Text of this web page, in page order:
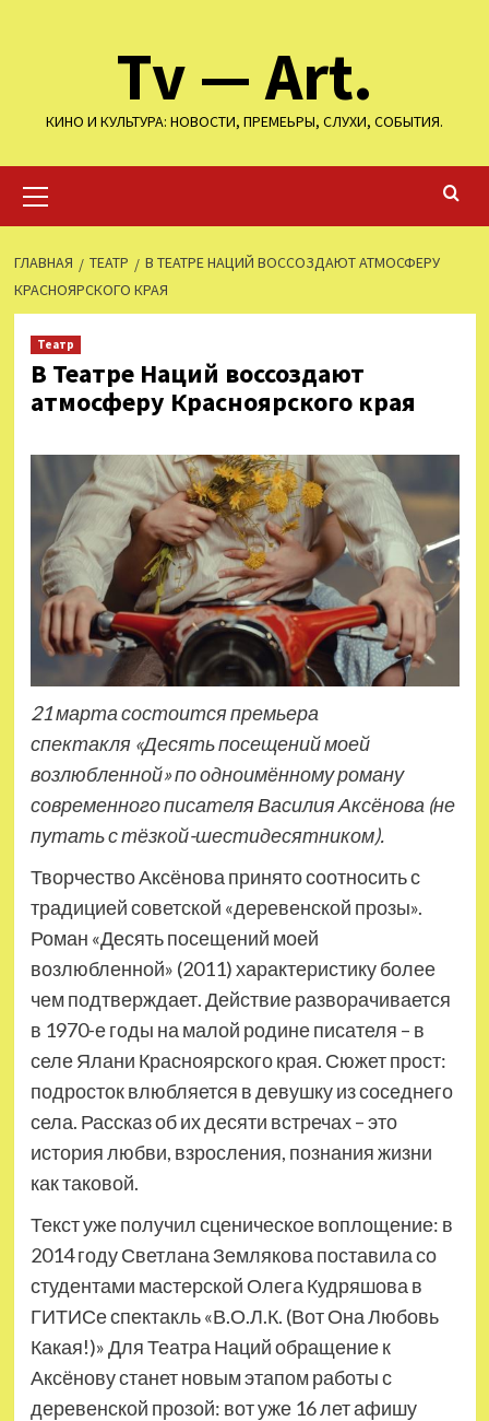
Tv — Art.
КИНО И КУЛЬТУРА: НОВОСТИ, ПРЕМЕЬРЫ, СЛУХИ, СОБЫТИЯ.
меню
ГЛАВНАЯ ТЕАТР
В ТЕАТРЕ НАЦИЙ ВОССОЗДАЮТ АТМОСФЕРУ
КРАСНОЯРСКОГО КРАЯ
Театр
В Театре Наций воссоздают
атмосферу Красноярского края
21 марта состоится премьера
спектакля «Десять посещений моей
возлюбленной» по одноимённому роману
современного писателя Василия Аксёнова (не
путать с тёзкой-шестидесятником).
Творчество Аксёнова принято соотносить с
традицией советской «деревенской прозы».
Роман «Десять посещений моей
возлюбленной» (2011) характеристику более
чем подтверждает. Действие разворачивается
в 1970-е годы на малой родине писателя – в
селе Ялани Красноярского края. Сюжет прост:
подросток влюбляется в девушку из соседнего
села. Рассказ об их десяти встречах – это
история любви, взросления, познания жизни
как таковой.
Текст уже получил сценическое воплощение: в
2014 году Светлана Землякова поставила со
студентами мастерской Олега Кудряшова в
ГИТИСе спектакль «В.О.Л.К. (Вот Она Любовь
Какая!)» Для Театра Наций обращение к
Аксёнову станет новым этапом работы с
деревенской прозой: вот уже 16 лет афишу